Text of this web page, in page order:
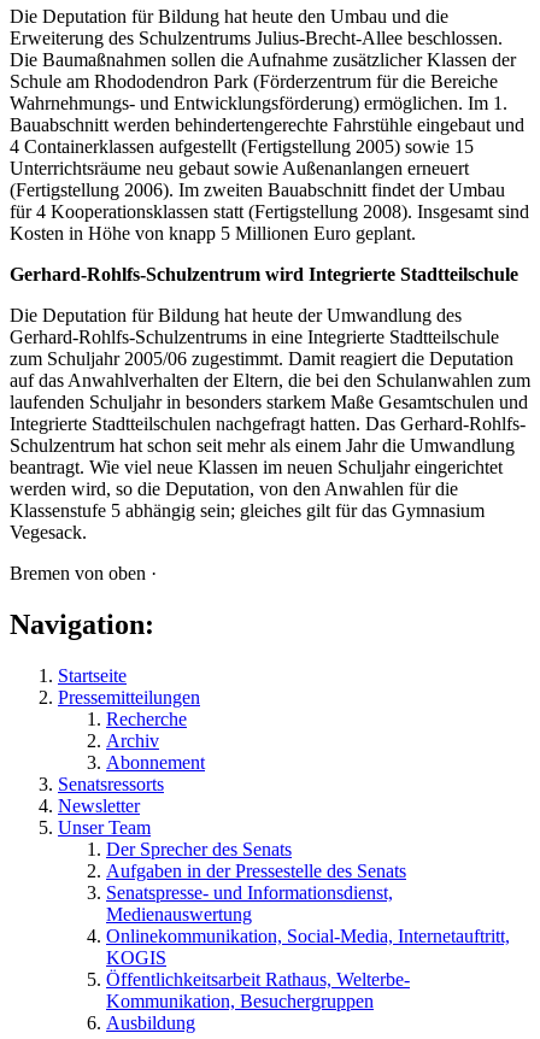
Die Deputation für Bildung hat heute den Umbau und die
Erweiterung des Schulzentrums Julius-Brecht-Allee beschlossen.
Die Baumaßnahmen sollen die Aufnahme zusätzlicher Klassen der
Schule am Rhododendron Park (Förderzentrum für die Bereiche
Wahrnehmungs- und Entwicklungsförderung) ermöglichen. Im 1.
Bauabschnitt werden behindertengerechte Fahrstühle eingebaut und
4 Containerklassen aufgestellt (Fertigstellung 2005) sowie 15
Unterrichtsräume neu gebaut sowie Außenanlangen erneuert
(Fertigstellung 2006). Im zweiten Bauabschnitt findet der Umbau
für 4 Kooperationsklassen statt (Fertigstellung 2008). Insgesamt sind
Kosten in Höhe von knapp 5 Millionen Euro geplant.
Gerhard-Rohlfs-Schulzentrum wird Integrierte Stadtteilschule
Die Deputation für Bildung hat heute der Umwandlung des
Gerhard-Rohlfs-Schulzentrums in eine Integrierte Stadtteilschule
zum Schuljahr 2005/06 zugestimmt. Damit reagiert die Deputation
auf das Anwahlverhalten der Eltern, die bei den Schulanwahlen zum
laufenden Schuljahr in besonders starkem Maße Gesamtschulen und
Integrierte Stadtteilschulen nachgefragt hatten. Das Gerhard-Rohlfs-
Schulzentrum hat schon seit mehr als einem Jahr die Umwandlung
beantragt. Wie viel neue Klassen im neuen Schuljahr eingerichtet
werden wird, so die Deputation, von den Anwahlen für die
Klassenstufe 5 abhängig sein; gleiches gilt für das Gymnasium
Vegesack.
Bremen von oben ·
Navigation:
Startseite
Pressemitteilungen
Recherche
Archiv
Abonnement
Senatsressorts
Newsletter
Unser Team
Der Sprecher des Senats
Aufgaben in der Pressestelle des Senats
Senatspresse- und Informationsdienst,
Medienauswertung
Onlinekommunikation, Social-Media, Internetauftritt,
KOGIS
Öffentlichkeitsarbeit Rathaus, Welterbe-
Kommunikation, Besuchergruppen
Ausbildung